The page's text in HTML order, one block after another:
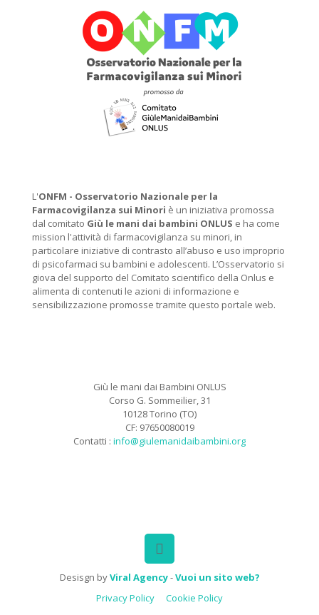
L'ONFM - Osservatorio Nazionale per la
Farmacovigilanza sui Minori è un iniziativa promossa
dal comitato Giù le mani dai bambini ONLUS e ha come
mission l'attività di farmacovigilanza su minori, in
particolare iniziative di contrasto all’abuso e uso improprio
di psicofarmaci su bambini e adolescenti. L’Osservatorio si
giova del supporto del Comitato scientifico della Onlus e
alimenta di contenuti le azioni di informazione e
sensibilizzazione promosse tramite questo portale web.
Giù le mani dai Bambini ONLUS
Corso G. Sommeilier, 31
10128 Torino (TO)
CF: 97650080019
Contatti : info@giulemanidaibambini.org
Desisgn byViral Agency-Vuoi un sito web?
Privacy Policy
Cookie Policy